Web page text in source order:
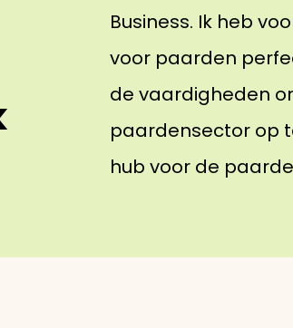
Business. Ik heb
voor paarden
de vaardigheden
paardensector op
hub voor de